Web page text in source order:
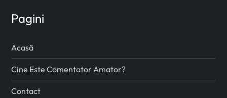
Pagini
Acasă
Cine Este Comentator Amator?
Contact